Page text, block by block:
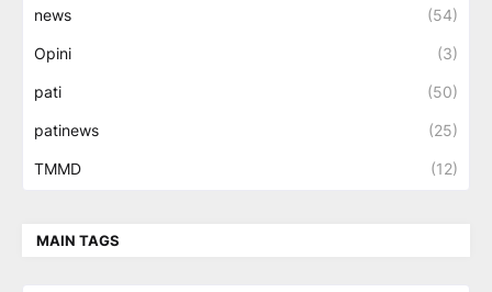
news (54)
Opini (3)
pati (50)
patinews (25)
TMMD (12)
MAIN TAGS